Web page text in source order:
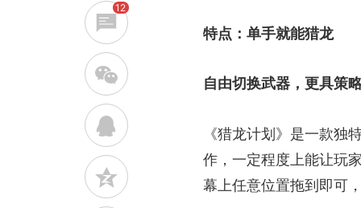
12
w
q
z
特点：单手就能猎龙
自由切换武器，更具策
《猎龙计划》是一款独
作，一定程度上能让玩
幕上任意位置拖到即可